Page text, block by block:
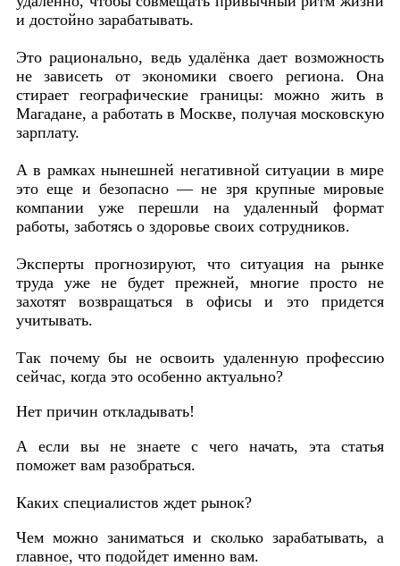
и достойно зарабатывать.
Это рационально, ведь удалёнка дает возможность
не зависеть от экономики своего региона. Она
стирает географические границы: можно жить в
Магадане, а работать в Москве, получая московскую
зарплату.
А в рамках нынешней негативной ситуации в мире
это еще и безопасно — не зря крупные мировые
компании уже перешли на удаленный формат
работы, заботясь о здоровье своих сотрудников.
Эксперты прогнозируют, что ситуация на рынке
труда уже не будет прежней, многие просто не
захотят возвращаться в офисы и это придется
учитывать.
Так почему бы не освоить удаленную профессию
сейчас, когда это особенно актуально?
Нет причин откладывать!
А если вы не знаете с чего начать, эта статья
поможет вам разобраться.
Каких специалистов ждет рынок?
Чем можно заниматься и сколько зарабатывать, а
главное, что подойдет именно вам.